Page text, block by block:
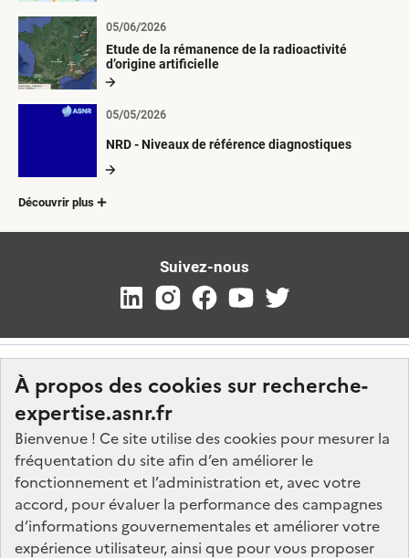
À propos des cookies sur recherche-
expertise.asnr.fr
Bienvenue ! Ce site utilise des cookies pour mesurer la
fréquentation du site afin d’en améliorer le
fonctionnement et l’administration et, avec votre
accord, pour évaluer la performance des campagnes
d’informations gouvernementales et améliorer votre
expérience utilisateur, ainsi que pour vous proposer
Etude de la rémanence de la radioactivité
d’origine artificielle
05/06/2026
NRD - Niveaux de référence diagnostiques
05/05/2026
Découvrir plus
Suivez-nous
Nos marchés
Nos offres d'emploi
FAQ